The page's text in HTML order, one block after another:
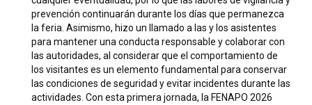
prevención continuarán durante los días que permanezca
la feria. Asimismo, hizo un llamado a las y los asistentes
para mantener una conducta responsable y colaborar con
las autoridades, al considerar que el comportamiento de
los visitantes es un elemento fundamental para conservar
las condiciones de seguridad y evitar incidentes durante las
actividades. Con esta primera jornada, la FENAPO 2026